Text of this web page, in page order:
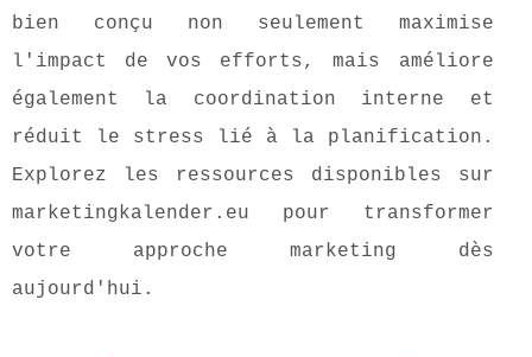
bien conçu non seulement maximise
l'impact de vos efforts, mais améliore
également la coordination interne et
réduit le stress lié à la planification.
Explorez les ressources disponibles sur
marketingkalender.eu pour transformer
votre approche marketing dès
aujourd'hui.